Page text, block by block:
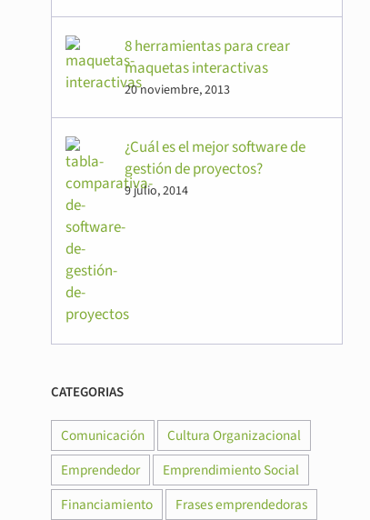
CADA DÍA SE APRENDE ALGO NUEVO
|
8 herramientas para crear
maquetas interactivas
20 noviembre, 2013
¿Cuál es el mejor software de
gestión de proyectos?
9 julio, 2014
CATEGORIAS
Comunicación
Cultura Organizacional
Emprendedor
Emprendimiento Social
Financiamiento
Frases emprendedoras